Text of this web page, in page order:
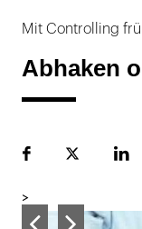
Mit Controlling
Abhaken
FacebookPlattform
>